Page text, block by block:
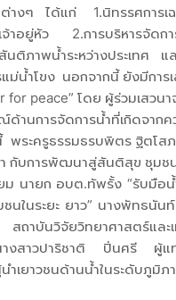
างๆ ได้แก่ 1.นิทรรศการเฉ
จ้าอยู่หัว 2.การบริหารจัดก
นติภาพน้ำระหว่างประเทศ แ
ม่น้ำโขง นอกจากนี้ ยังมีการเ
for peace” โดย ผู้ร่วมเสวน
ด้านการจัดการน้ำที่เกิดจาก
ระครูธรรมธรบพิตร ฐิตโสภ
กับการพัฒนาสู่สันติสุข ชุมช
ม นายก อบต.ทัพรั้ง “รับมือ
นในระยะ ยาว” นางพัทธนั
นวิจัยวิทยาศาสตร์และเท
างสาวปาริชาติ ปิ่นศรี ผู้แท
ำเยาวชนด้านน้ำในระดับภูมิภ